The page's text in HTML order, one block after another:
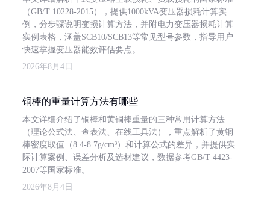
（GB/T 10228-2015），提供1000kVA变压器损耗计算实
例，分步骤说明变损计算方法，并附电力变压器损耗计算
实例表格，涵盖SCB10/SCB13等常见型号参数，指导用户
快速掌握变压器能效评估要点。
2026年8月4日
铜棒的重量计算方法有哪些
本文详细介绍了铜棒和黄铜棒重量的三种常用计算方法
（理论公式法、查表法、在线工具法），重点解析了黄铜
棒密度取值（8.4-8.7g/cm³）和计算公式的差异，并提供实
际计算案例、误差分析及选材建议，数据参考GB/T 4423-
2007等国家标准。
2026年8月4日